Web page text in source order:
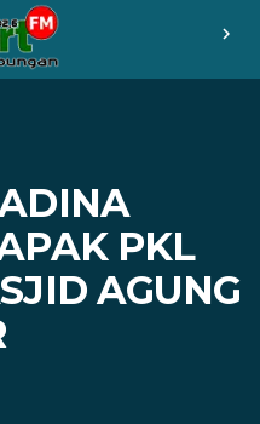
chevron_right
PKL
AGUNG